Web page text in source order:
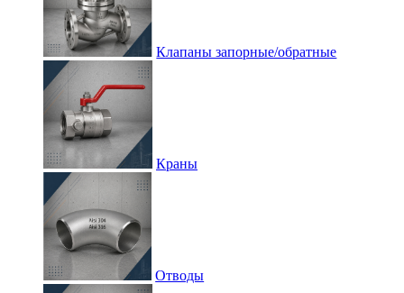
Клапаны запорные/обратные
Краны
Отводы